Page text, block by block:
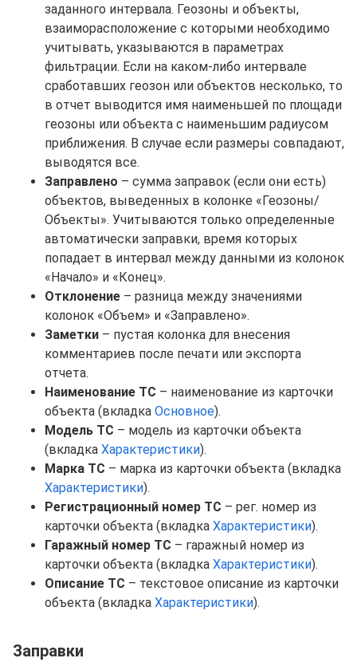
заданного интервала. Геозоны и объекты,
взаиморасположение с которыми необходимо
учитывать, указываются в параметрах
фильтрации. Если на каком-либо интервале
сработавших геозон или объектов несколько, то
в отчет выводится имя наименьшей по площади
геозоны или объекта с наименьшим радиусом
приближения. В случае если размеры совпадают,
выводятся все.
Заправлено – сумма заправок (если они есть)
объектов, выведенных в колонке «Геозоны/
Объекты». Учитываются только определенные
автоматически заправки, время которых
попадает в интервал между данными из колонок
«Начало» и «Конец».
Отклонение – разница между значениями
колонок «Объем» и «Заправлено».
Заметки – пустая колонка для внесения
комментариев после печати или экспорта
отчета.
Наименование ТС – наименование из карточки
объекта (вкладка Основное).
Модель ТС – модель из карточки объекта
(вкладка Характеристики).
Марка ТС – марка из карточки объекта (вкладка
Характеристики).
Регистрационный номер ТС – рег. номер из
карточки объекта (вкладка Характеристики).
Гаражный номер ТС – гаражный номер из
карточки объекта (вкладка Характеристики).
Описание ТС – текстовое описание из карточки
объекта (вкладка Характеристики).
Заправки